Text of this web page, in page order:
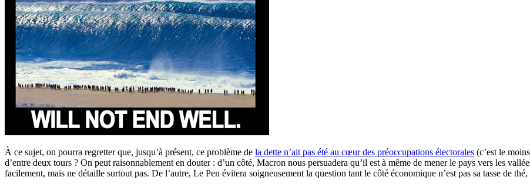
À ce sujet, on pourra regretter que, jusqu’à présent, ce problème de la dette n’ait pas été au cœur des préoccupations électorales (c’est le
d’entre deux tours ? On peut raisonnablement en douter : d’un côté, Macron nous persuadera qu’il est à même de mener le pays vers les
facilement, mais ne détaille surtout pas. De l’autre, Le Pen évitera soigneusement la question tant le côté économique n’est pas sa tasse de